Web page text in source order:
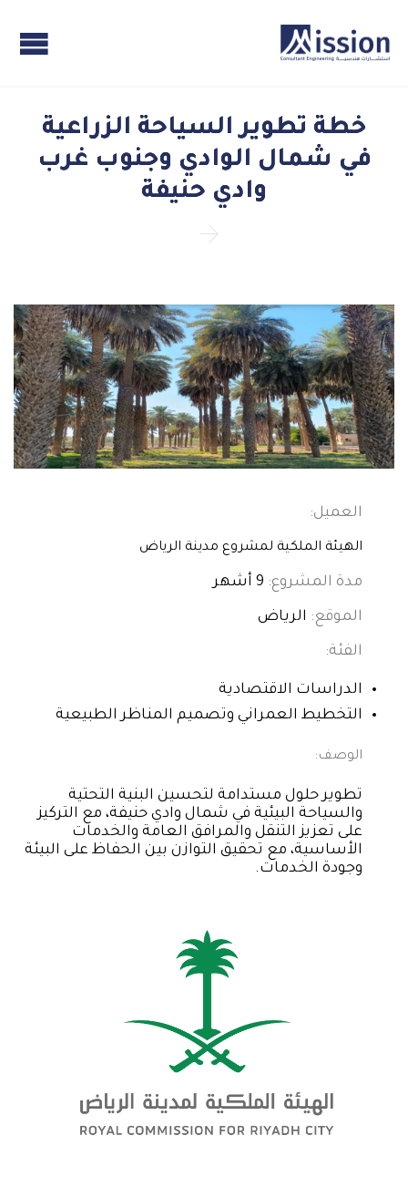
خطة تطوير السياحة الزراعية
في شمال الوادي وجنوب غرب
وادي حنيفة

العميل:
الهيئة الملكية لمشروع مدينة الرياض
مدة المشروع:
الموقع: الرياض
الفئة:
الدراسات الاقتصادية
التخطيط العمراني وتصميم المناظر الطبيعية
الوصف:
تطوير حلول مستدامة لتحسين البنية التحتية
والسياحة البيئية في شمال وادي حنيفة، مع التركيز
على تعزيز التنقل والمرافق العامة والخدمات
الأساسية، مع تحقيق التوازن بين الحفاظ على البيئة
وجودة الخدمات.